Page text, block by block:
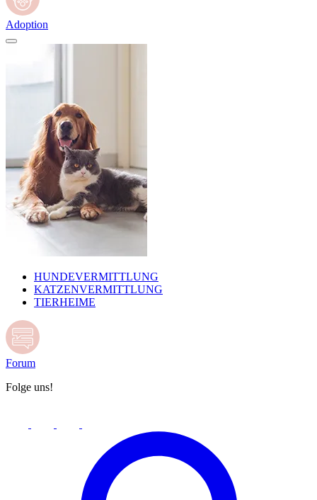
Adoption
HUNDEVERMITTLUNG
KATZENVERMITTLUNG
TIERHEIME
Forum
Folge uns!